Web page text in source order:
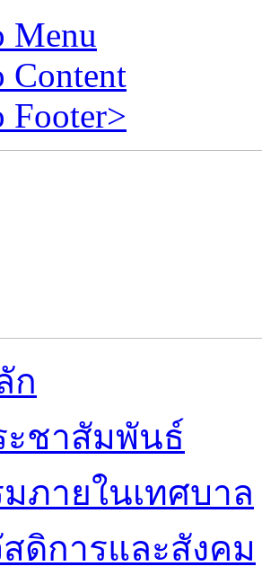
Menu
Content
Footer>
ก
ะชาสัมพันธ์
ภายในเทศบาล
ดิการและสังคม